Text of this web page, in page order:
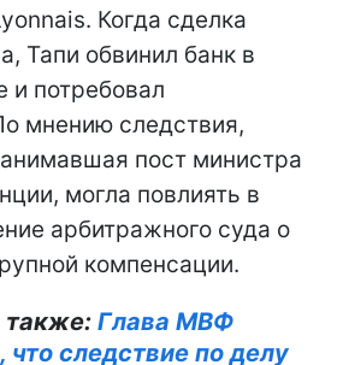
Когда сделка
Тапи обвинил банк в
и потребовал
мнению следствия,
пост министра
могла повлиять в
арбитражного суда о
компенсации.
также: Глава МВФ
что следствие по делу